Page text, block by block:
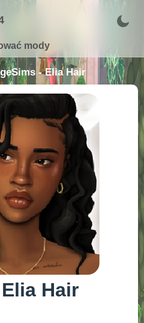
mody
- Elia Hair
Hair